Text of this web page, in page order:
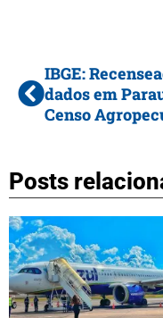
IBGE:
dados em
Censo
Posts